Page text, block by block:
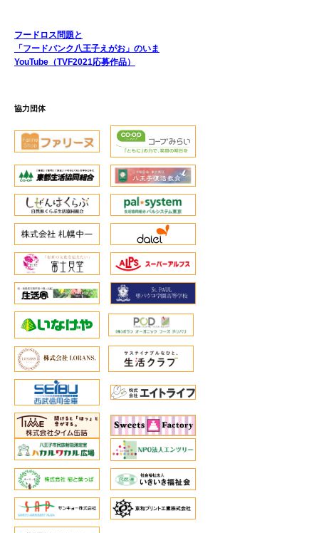
フードロス問題と
「フードバンク八王子えがお」のいま
YouTube（TVF2021応募作品）
協力団体